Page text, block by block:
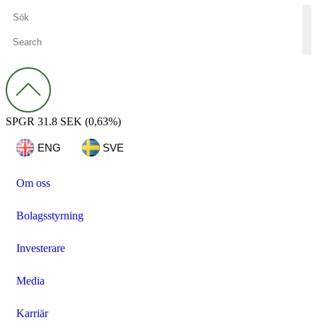
SPGR 31.8 SEK (0,63%)
ENG SVE
Om oss
Bolagsstyrning
Investerare
Media
Karriär